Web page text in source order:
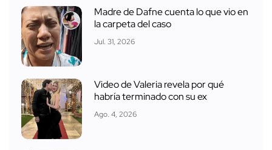
Madre de Dafne cuenta lo que vio en
la carpeta del caso
Jul. 31, 2026
Video de Valeria revela por qué
habría terminado con su ex
Ago. 4, 2026